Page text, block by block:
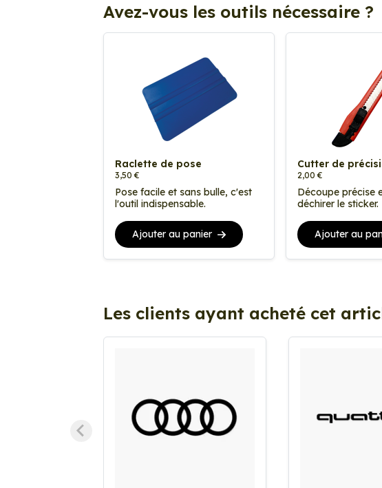
Avez-vous les outils nécessaire ?
Raclette de pose
3,50 €
Pose facile et sans bulle, c'est
l'outil indispensable.
Ajouter au panier
Cutter de
2,00 €
Découpe précise
déchirer le sticker.
Ajouter au
Les clients ayant acheté cet